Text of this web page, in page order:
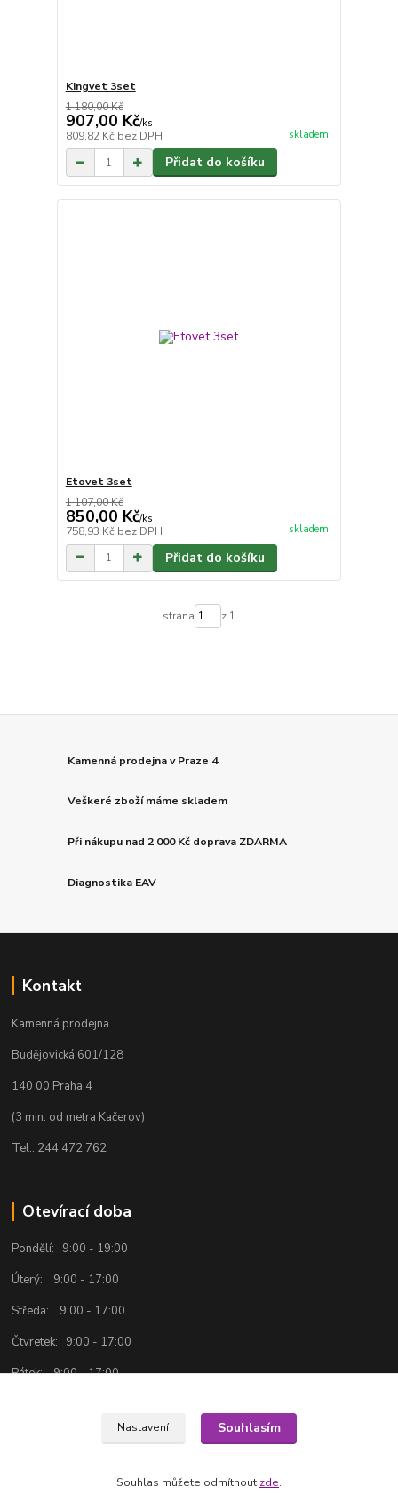
Kingvet 3set
1 180,00 Kč
907,00 Kč/ks
809,82 Kč bez DPH skladem
Přidat do košíku
Etovet 3set
1 107,00 Kč
850,00 Kč/ks
758,93 Kč bez DPH skladem
Přidat do košíku
strana z 1
Kamenná prodejna v Praze 4
Veškeré zboží máme skladem
Při nákupu nad 2 000 Kč doprava ZDARMA
Diagnostika EAV
Kontakt
Kamenná prodejna
Budějovická 601/128
140 00 Praha 4
(3 min. od metra Kačerov)
Tel.: 244 472 762
Otevírací doba
Pondělí: 9:00 - 19:00
Úterý: 9:00 - 17:00
Středa: 9:00 - 17:00
Čtvretek: 9:00 - 17:00
Pátek: 9:00 - 17:00
Nastavení Souhlasím
Souhlas můžete odmítnout zde.